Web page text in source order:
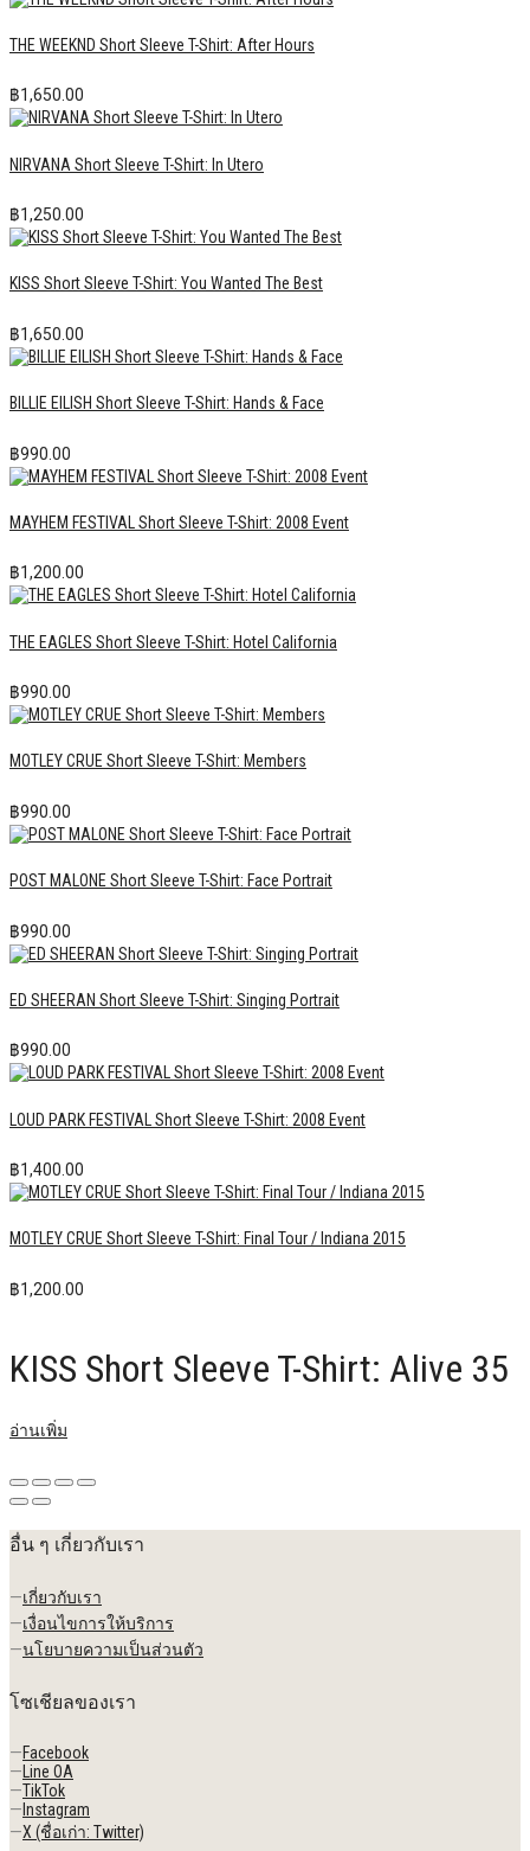
THE WEEKND Short Sleeve T-Shirt: After Hours
฿1,650.00
NIRVANA Short Sleeve T-Shirt: In Utero
฿1,250.00
KISS Short Sleeve T-Shirt: You Wanted The Best
฿1,650.00
BILLIE EILISH Short Sleeve T-Shirt: Hands & Face
฿990.00
MAYHEM FESTIVAL Short Sleeve T-Shirt: 2008 Event
฿1,200.00
THE EAGLES Short Sleeve T-Shirt: Hotel California
฿990.00
MOTLEY CRUE Short Sleeve T-Shirt: Members
฿990.00
POST MALONE Short Sleeve T-Shirt: Face Portrait
฿990.00
ED SHEERAN Short Sleeve T-Shirt: Singing Portrait
฿990.00
LOUD PARK FESTIVAL Short Sleeve T-Shirt: 2008 Event
฿1,400.00
MOTLEY CRUE Short Sleeve T-Shirt: Final Tour / Indiana 2015
฿1,200.00
KISS Short Sleeve T-Shirt: Alive 35
อ่านเพิ่ม
อื่น ๆ เกี่ยวกับเรา
—เกี่ยวกับเรา
—เงื่อนไขการให้บริการ
—นโยบายความเป็นส่วนตัว
โซเชียลของเรา
—Facebook
— Line OA
—TikTok
— Instagram
—X (ชื่อเก่า: Twitter)